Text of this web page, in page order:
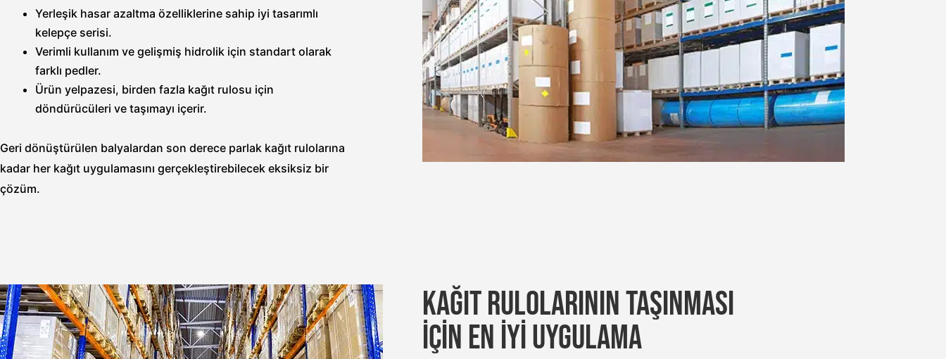
Yerleşik hasar azaltma özelliklerine sahip iyi tasarımlı
kelepçe serisi.
Verimli kullanım ve gelişmiş hidrolik için standart olarak
farklı pedler.
Ürün yelpazesi, birden fazla kağıt rulosu için
döndürücüleri ve taşımayı içerir.
Geri dönüştürülen balyalardan son derece parlak kağıt rulolarına
kadar her kağıt uygulamasını gerçekleştirebilecek eksiksiz bir
çözüm.
KAĞIT RULOLARININ TAŞINMASI
İÇİN EN İYİ UYGULAMA